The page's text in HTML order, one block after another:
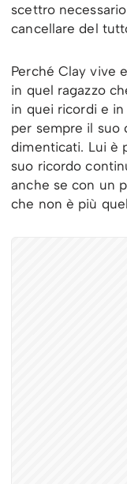
scettro
cancellare del
Perché Clay vive
in quel ragazzo
in quei ricordi e
per sempre il suo
dimenticati. Lui è
suo ricordo
anche se con un
che non è più